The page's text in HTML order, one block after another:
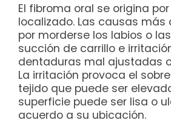
El fibroma oral se origina
localizado. Las causas más
por morderse los labios o
succión de carrillo e
dentaduras mal ajustadas
La irritación provoca el
tejido que puede ser
superficie puede ser lisa o
acuerdo a su ubicación.